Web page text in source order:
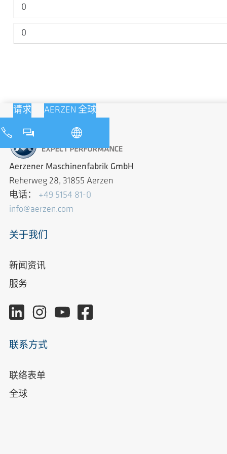
请求 AERZEN 全球
Aerzener Maschinenfabrik GmbH
Reherweg 28, 31855 Aerzen
电话： +49 5154 81-0
info@aerzen.com
关于我们
新闻资讯
服务
联系方式
联络表单
全球